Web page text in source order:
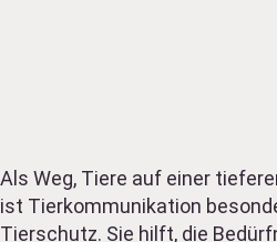
Als Weg, Tiere auf einer
ist Tierkommunikation
Tierschutz. Sie hilft, die